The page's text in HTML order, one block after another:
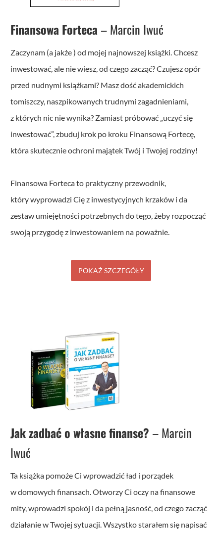
Finansowa Forteca – Marcin Iwuć
Zaczynam (a jakże ) od mojej najnowszej książki. Chcesz
inwestować, ale nie wiesz, od czego zacząć? Czujesz opór
przed nudnymi książkami? Masz dość akademickich
tomiszczy, naszpikowanych trudnymi zagadnieniami,
z których nic nie wynika? Zamiast próbować „uczyć się
inwestować”, zbuduj krok po kroku Finansową Fortecę,
która skutecznie ochroni majątek Twój i Twojej rodziny!
Finansowa Forteca to praktyczny przewodnik,
który wyprowadzi Cię z inwestycyjnych krzaków i da
zestaw umiejętności potrzebnych do tego, żeby rozpocząć
swoją przygodę z inwestowaniem na poważnie.
POKAŻ SZCZEGÓŁY
Jak zadbać o własne finanse? – Marcin
Iwuć
Ta książka pomoże Ci wprowadzić ład i porządek
w domowych finansach. Otworzy Ci oczy na finansowe
mity, wprowadzi spokój i da pełną jasność, od czego zacząć
działanie w Twojej sytuacji. Wszystko starałem się napisać